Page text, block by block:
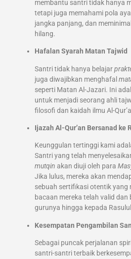
membantu santri tidak hanya
tetapi juga memahami pola
jangka panjang, dan
hilang.
Hafalan Syarah Matan Tajwid
Santri tidak hanya belajar
juga diwajibkan menghafal
seperti Matan Al-Jazari. Ini
untuk menjadi seorang ahli
filosofi dan kaidah ilmu Al-
Ijazah Al-Qur’an Bersanad ke
Keunggulan tertinggi kami
Santri yang telah
mutqin akan diuji oleh para
Jika lulus, mereka akan
sebuah sertifikasi otentik yang
bacaan mereka telah valid dan
gurunya hingga kepada
Kesempatan Pengambilan
Sebagai puncak perjalanan
santri-santri terbaik